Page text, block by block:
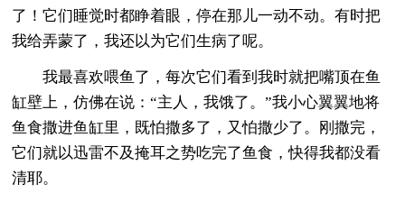
了！它们睡觉时都睁着眼，停在那儿一动不动。有时把
我给弄蒙了，我还以为它们生病了呢。
我最喜欢喂鱼了，每次它们看到我时就把嘴顶在鱼
缸壁上，仿佛在说：“主人，我饿了。”我小心翼翼地将
鱼食撒进鱼缸里，既怕撒多了，又怕撒少了。刚撒完，
它们就以迅雷不及掩耳之势吃完了鱼食，快得我都没看
清耶。